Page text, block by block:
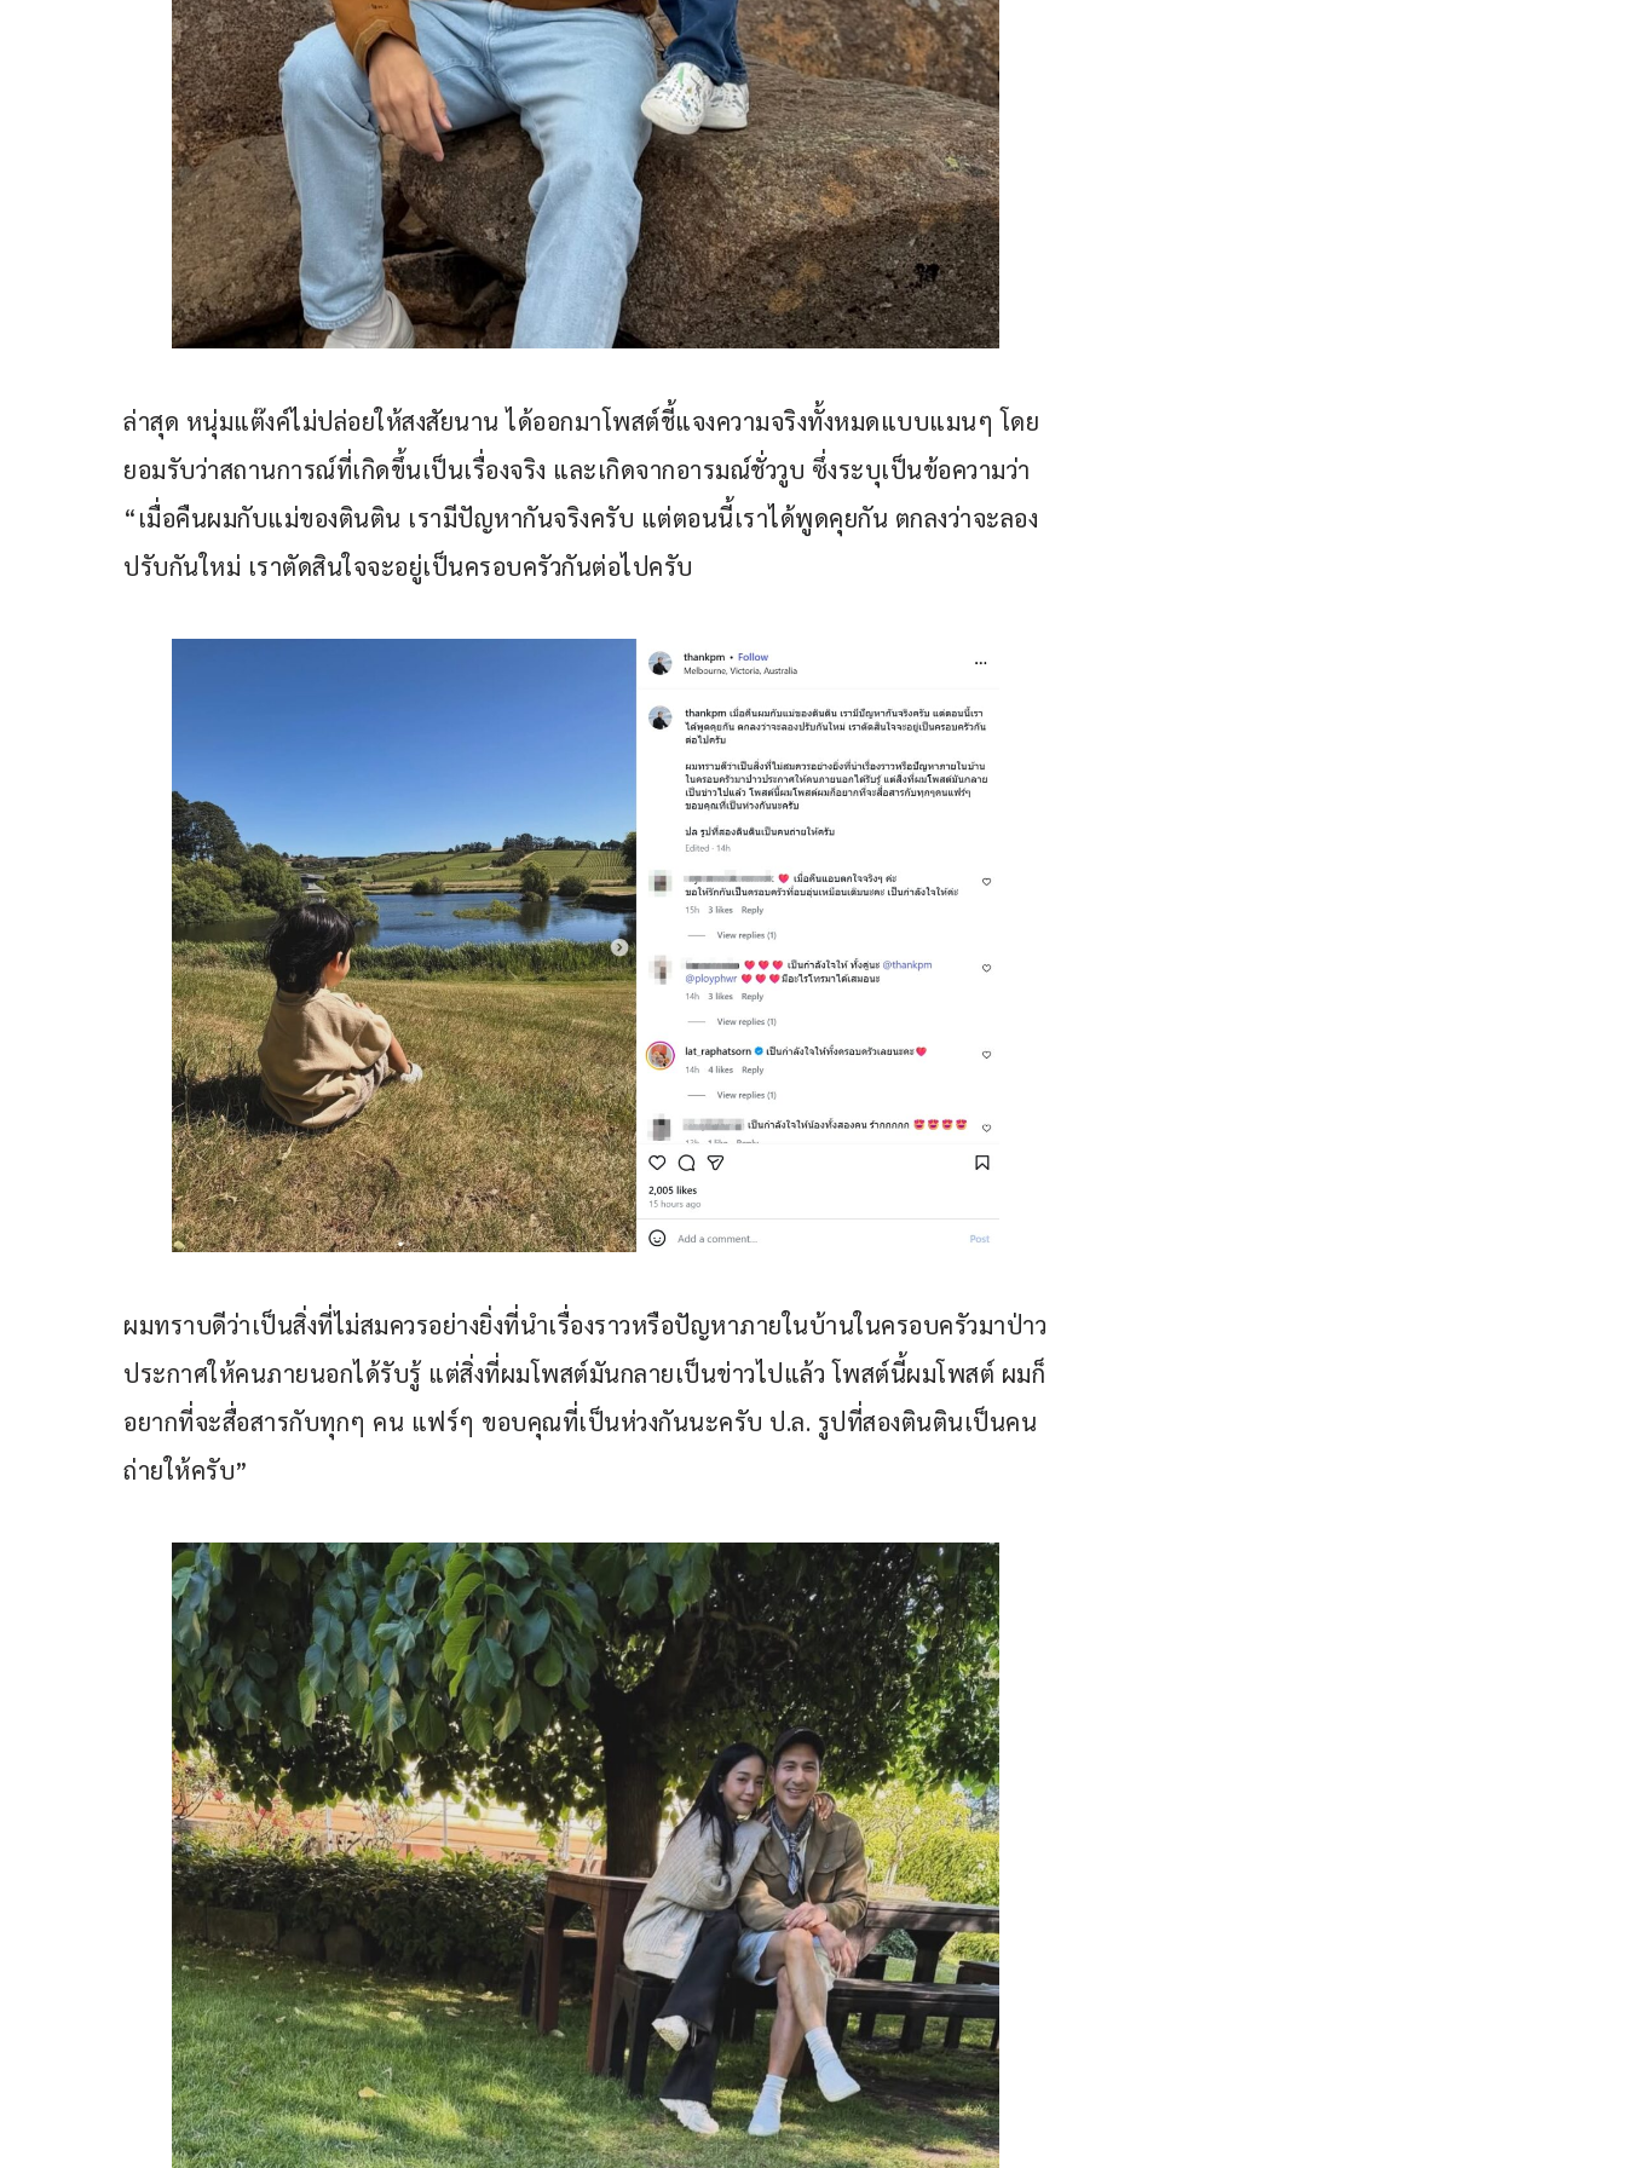
ล่าสุด หนุ่มแต๊งค์ไม่ปล่อยให้สงสัยนาน ได้ออกมาโพสต์ชี้แจงความจริงทั้งหมดแบบแมนๆ โดย
ยอมรับว่าสถานการณ์ที่เกิดขึ้นเป็นเรื่องจริง และเกิดจากอารมณ์ชั่ววูบ ซึ่งระบุเป็นข้อความว่า
“เมื่อคืนผมกับแม่ของตินติน เรามีปัญหากันจริงครับ แต่ตอนนี้เราได้พูดคุยกัน ตกลงว่าจะลอง
ปรับกันใหม่ เราตัดสินใจจะอยู่เป็นครอบครัวกันต่อไปครับ
ผมทราบดีว่าเป็นสิ่งที่ไม่สมควรอย่างยิ่งที่นำเรื่องราวหรือปัญหาภายในบ้านในครอบครัวมาป่าว
ประกาศให้คนภายนอกได้รับรู้ แต่สิ่งที่ผมโพสต์มันกลายเป็นข่าวไปแล้ว โพสต์นี้ผมโพสต์ ผมก็
อยากที่จะสื่อสารกับทุกๆ คน แฟร์ๆ ขอบคุณที่เป็นห่วงกันนะครับ ป.ล. รูปที่สองตินตินเป็นคน
ถ่ายให้ครับ”